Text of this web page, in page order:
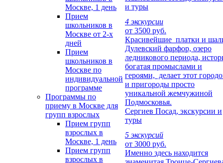
Москве, 1 день
Прием
школьников в
Москве от 2-х
дней
Прием
школьников в
Москве по
индивидуальной
программе
Программы по
приему в Москве для
групп взрослых
Прием групп
взрослых в
Москве, 1 день
Прием групп
взрослых в
и туры
4 экскурсии
от 3500 руб.
Красивейшие платки и
Дулевский фарфор, озеро
ледникового периода,
богатая промыслами и
героями, делает этот
и пригороды просто
уникальной жемчужиной
Подмосковья.
Сергиев Посад, экскурсии и
туры
5 экскурсий
от 3000 руб.
Именно здесь находится